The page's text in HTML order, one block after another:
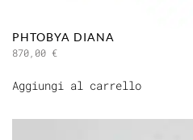
PHTOBYA DIANA
870,00 €
Aggiungi al carrello